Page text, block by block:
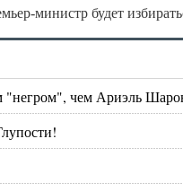
министр будет
чем Ариэль